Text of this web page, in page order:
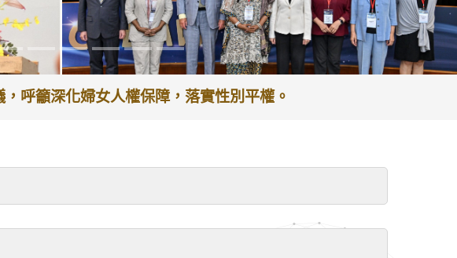
念品，感謝於服務期間之貢獻及辛勞。
情爭點後收案處理，以節省您的寶貴時間。
障暨培訓委員會～